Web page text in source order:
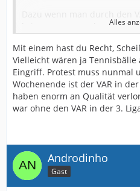
keiner sagen, ne das
Paderborn war teilweise
auch egal ob die Texte
Mal im Ernst. Bei unseren
Paderborn Support mäßig
oft auch immer der gleiche
Die Mannschaft kommen
motiviert und dann kommt
Verständnis für.
Alles
Mit einem hast du Recht,
Vielleicht wären ja Tennisbälle
Eingriff. Protest muss nunmal
Wochenende ist der VAR in
haben enorm an Qualität
war ohne den VAR in der 3.
Androdinho
Gast